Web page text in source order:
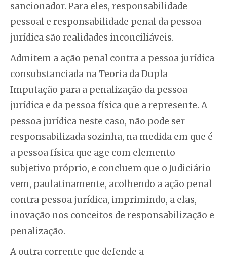
sancionador. Para eles, responsabilidade
pessoal e responsabilidade penal da pessoa
jurídica são realidades inconciliáveis.
Admitem a ação penal contra a pessoa jurídica
consubstanciada na Teoria da Dupla
Imputação para a penalização da pessoa
jurídica e da pessoa física que a represente. A
pessoa jurídica neste caso, não pode ser
responsabilizada sozinha, na medida em que é
a pessoa física que age com elemento
subjetivo próprio, e concluem que o Judiciário
vem, paulatinamente, acolhendo a ação penal
contra pessoa jurídica, imprimindo, a elas,
inovação nos conceitos de responsabilização e
penalização.
A outra corrente que defende a